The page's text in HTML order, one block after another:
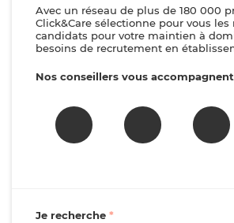
Avec un réseau de plus de 180 000
Click&Care sélectionne pour vous les
candidats pour votre maintien à
besoins de recrutement en
Nos conseillers vous
Je recherche